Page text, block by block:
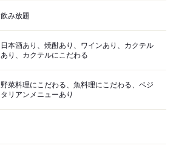
飲み放題
日本酒あり、焼酎あり、ワインあり、カクテル
あり、カクテルにこだわる
野菜料理にこだわる、魚料理にこだわる、ベジ
タリアンメニューあり